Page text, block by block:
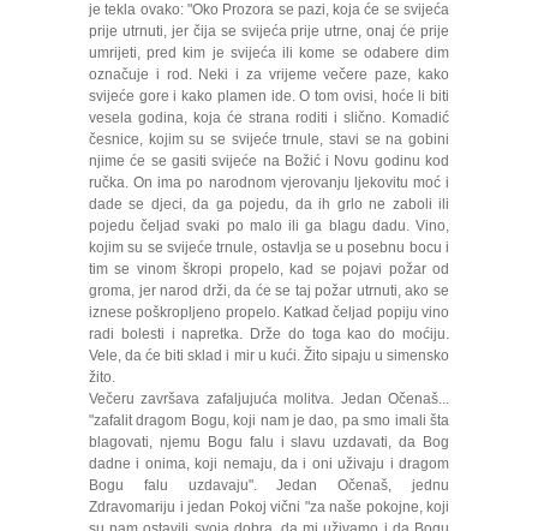
je tekla ovako: "Oko Prozora se pazi, koja će se svijeća
prije utrnuti, jer čija se svijeća prije utrne, onaj će prije
umrijeti, pred kim je svijeća ili kome se odabere dim
označuje i rod. Neki i za vrijeme večere paze, kako
svijeće gore i kako plamen ide. O tom ovisi, hoće li biti
vesela godina, koja će strana roditi i slično. Komadić
česnice, kojim su se svijeće trnule, stavi se na gobini
njime će se gasiti svijeće na Božić i Novu godinu kod
ručka. On ima po narodnom vjerovanju ljekovitu moć i
dade se djeci, da ga pojedu, da ih grlo ne zaboli ili
pojedu čeljad svaki po malo ili ga blagu dadu. Vino,
kojim su se svijeće trnule, ostavlja se u posebnu bocu i
tim se vinom škropi propelo, kad se pojavi požar od
groma, jer narod drži, da će se taj požar utrnuti, ako se
iznese poškropljeno propelo. Katkad čeljad popiju vino
radi bolesti i napretka. Drže do toga kao do moćiju.
Vele, da će biti sklad i mir u kući. Žito sipaju u simensko
žito.
Večeru završava zafaljujuća molitva. Jedan Očenaš...
"zafalit dragom Bogu, koji nam je dao, pa smo imali šta
blagovati, njemu Bogu falu i slavu uzdavati, da Bog
dadne i onima, koji nemaju, da i oni uživaju i dragom
Bogu falu uzdavaju". Jedan Očenaš, jednu
Zdravomariju i jedan Pokoj vični "za naše pokojne, koji